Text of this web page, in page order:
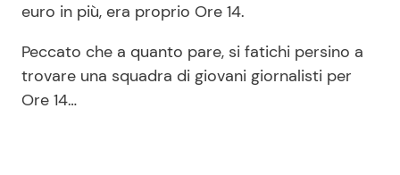
euro in più, era proprio Ore 14.
Peccato che a quanto pare, si fatichi persino a
trovare una squadra di giovani giornalisti per
Ore 14…